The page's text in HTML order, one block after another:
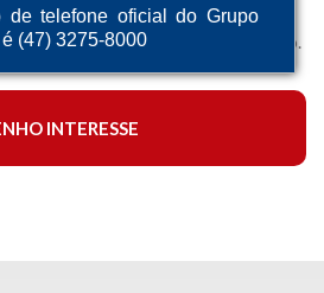
de telefone oficial do Grupo
(47) 3275-8000
durabilidad, fácil mantenimiento.
INTERESSE